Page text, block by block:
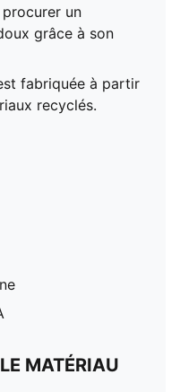
un
grâce à son
fabriquée à partir
recyclés.
MATÉRIAU